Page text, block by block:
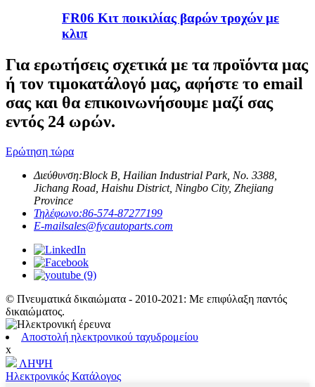
FR06 Κιτ ποικιλίας βαρών τροχών με
κλιπ
Για ερωτήσεις σχετικά με τα προϊόντα μας
ή τον τιμοκατάλογό μας, αφήστε το email
σας και θα επικοινωνήσουμε μαζί σας
εντός 24 ωρών.
Ερώτηση τώρα
Διεύθυνση:Block B, Hailian Industrial Park, No. 3388,
Jichang Road, Haishu District, Ningbo City, Zhejiang
Province
Τηλέφωνο:86-574-87277199
E-mailsales@fycautoparts.com
© Πνευματικά δικαιώματα - 2010-2021: Με επιφύλαξη παντός
δικαιώματος.
Αποστολή ηλεκτρονικού ταχυδρομείου
x
ΛΗΨΗ
Ηλεκτρονικός Κατάλογος